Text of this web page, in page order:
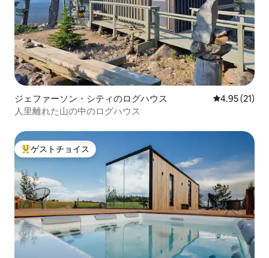
ジェファーソン・シティのログハウス レビュー21
4.95 (21)
人里離れた山の中のログハウス
大好評のゲストチョイスです。
ゲストチョイス